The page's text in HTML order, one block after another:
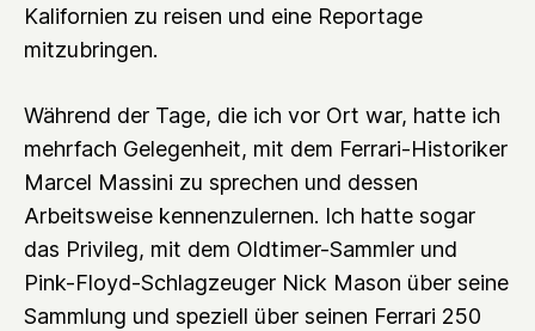
Kalifornien zu reisen und eine Reportage
mitzubringen.
Während der Tage, die ich vor Ort war, hatte ich
mehrfach Gelegenheit, mit dem Ferrari-Historiker
Marcel Massini zu sprechen und dessen
Arbeitsweise kennenzulernen. Ich hatte sogar
das Privileg, mit dem Oldtimer-Sammler und
Pink-Floyd-Schlagzeuger Nick Mason über seine
Sammlung und speziell über seinen Ferrari 250